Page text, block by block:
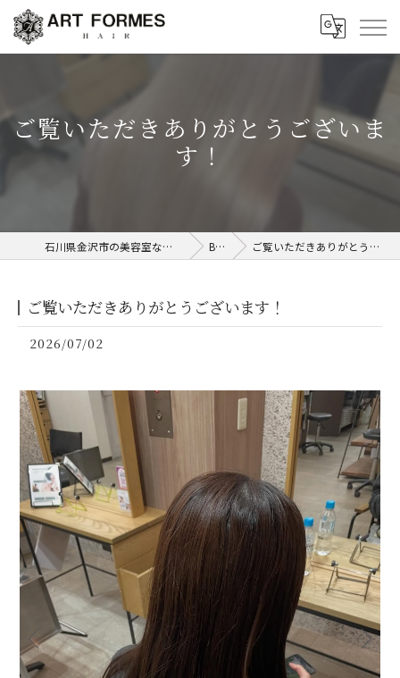
ご覧いただきありがとうございま
す！
石川県金沢市の美容室ならART FORMES Blog ご覧いただきありがとうございます！
ご覧いただきありがとうございます！
2026/07/02